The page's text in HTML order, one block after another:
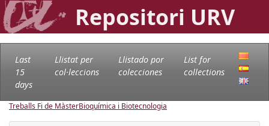
Repositori URV
Last
15
days
Llistat per
col·leccions
Llistado por
colecciones
List for
collections
Treballs Fi de MàsterBioquímica i Biotecnologia